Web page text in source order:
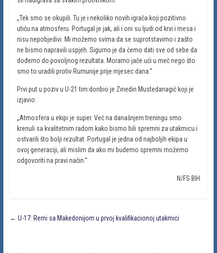
„Tek smo se okupili. Tu je i nekoliko novih igrača koji pozitivno
utiču na atmosferu. Portugal je jak, ali i oni su ljudi od krvi i mesa i
nisu nepobjedivi. Mi možemo svima da se suprotstavimo i zašto
ne bismo napravili uspjeh. Sigurno je da ćemo dati sve od sebe da
dođemo do povoljnog rezultata. Moramo jače ući u meč nego što
smo to uradili protiv Rumunije prije mjesec dana.“
Prvi put u poziv u U-21 tim donbio je Zinedin Mustedanagić koji je
izjavio:
„Atmosfera u ekipi je super. Već na današnjem treningu smo
krenuli sa kvalitetnim radom kako bismo bili spremni za utakmicu i
ostvarili što bolji rezultat. Portugal je jedna od najboljih ekipa u
ovoj generaciji, ali mislim da ako mi budemo spremni možemo
odgovoriti na pravi način.“
N/FS BIH
← U-17: Remi sa Makedonijom u prvoj kvalifikacionoj utakmici